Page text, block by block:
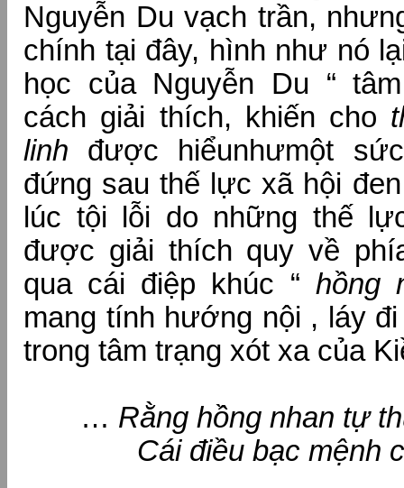
Nguyễn Du vạch trần,
chính tại đây, hình như nó
học của Nguyễn Du “
cách giải thích, khiến cho
linh được hiểunhưmột
đứng sau thế lực xã hội
lúc tội lỗi do những thế
được giải thích quy về
qua cái điệp khúc “ hồng
mang tính hướng nội , láy
trong tâm trạng xót xa của
… Rằng hồng nhan tự
Cái điều bạc mệnh có